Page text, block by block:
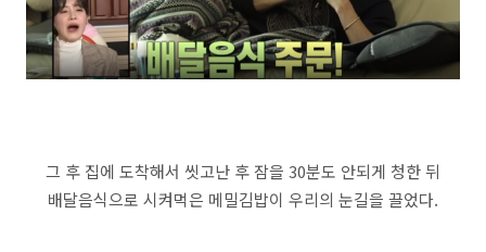
그 후 집에 도착해서 씻고난 후 잠을 30분도 안되게 청한 뒤
배달음식으로 시켜먹은 메밀김밥이 우리의 눈길을 끌었다.